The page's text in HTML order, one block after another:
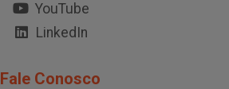
YouTube
LinkedIn
Fale Conosco